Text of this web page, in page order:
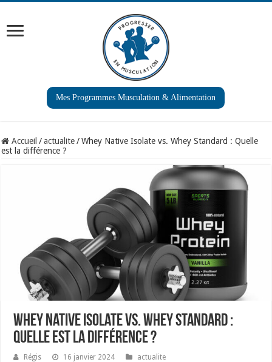
Mes Programmes Musculation & Alimentation
Accueil / actualite / Whey Native Isolate vs. Whey Standard : Quelle
est la différence ?
Whey Native Isolate vs. Whey Standard :
Quelle est la différence ?
Régis 16 janvier 2024 actualite